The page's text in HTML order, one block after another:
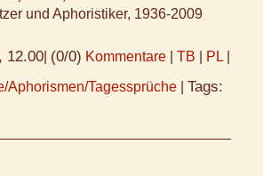
und Aphoristiker, 1936-2009
12.00 (0/0) Kommentare TB PL
Aphorismen/Tagessprüche Tags: